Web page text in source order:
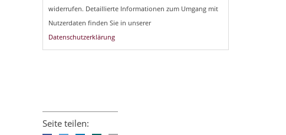
widerrufen. Detaillierte Informationen zum Umgang mit
Nutzerdaten finden Sie in unserer
Datenschutzerklärung
Seite teilen: